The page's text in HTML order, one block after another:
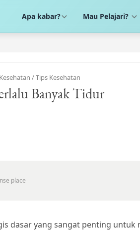
Apa kabar? Mau Pelajari?
/Tips Kesehatan
Banyak Tidur
dasar yang sangat penting untuk